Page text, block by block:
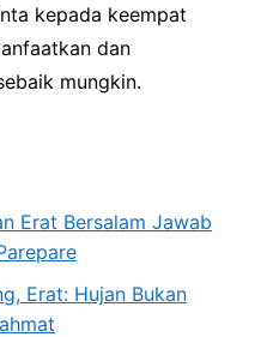
kepada keempat
dan
mungkin.
Erat Bersalam Jawab
Erat: Hujan Bukan